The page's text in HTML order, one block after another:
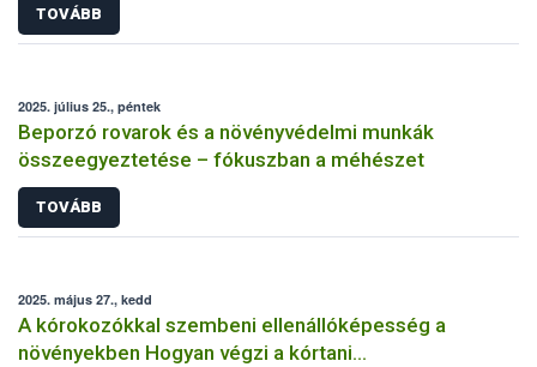
TOVÁBB
2025. július 25., péntek
Beporzó rovarok és a növényvédelmi munkák
összeegyeztetése – fókuszban a méhészet
TOVÁBB
2025. május 27., kedd
A kórokozókkal szembeni ellenállóképesség a
növényekben Hogyan végzi a kórtani